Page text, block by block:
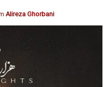
Alireza Ghorbani